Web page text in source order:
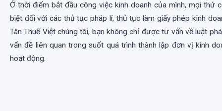
Ở thời điểm bắt đầu công việc kinh doanh của mình, mọi thứ
biệt đối với các thủ tục pháp lí, thủ tục làm giấy phép kinh
Tân Thuế Việt chúng tôi, bạn không chỉ được tư vấn về luật
vấn đề liên quan trong suốt quá trình thành lập đơn vị kinh
hoạt động.